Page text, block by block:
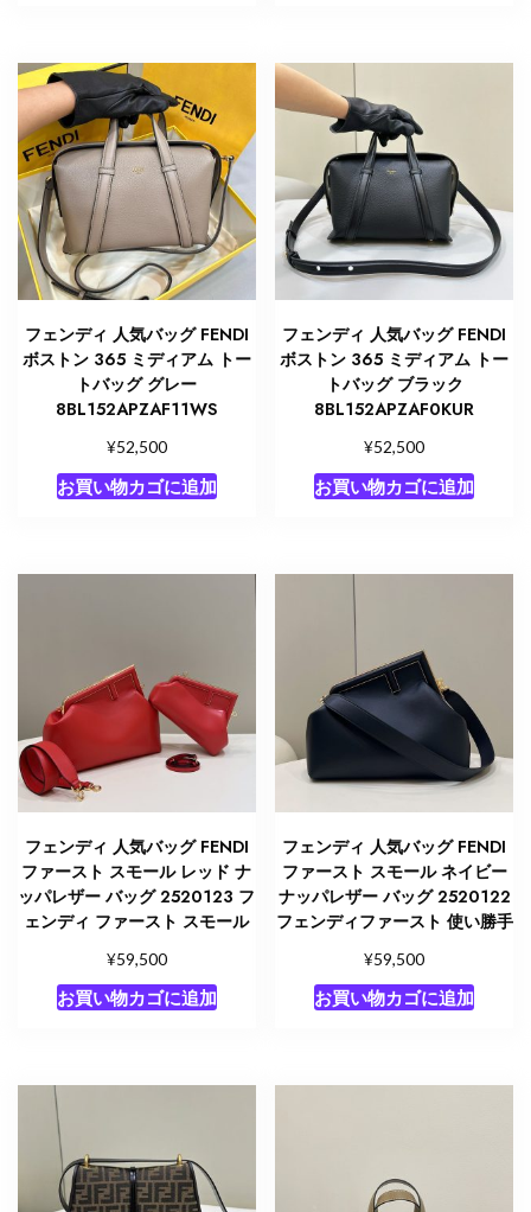
フェンディ 人気バッグ FENDI
ボストン 365 ミディアム トー
トバッグ グレー
8BL152APZAF11WS
¥52,500
お買い物カゴに追加
フェンディ 人気バッグ FENDI
ボストン 365 ミディアム トー
トバッグ ブラック
8BL152APZAF0KUR
¥52,500
お買い物カゴに追加
フェンディ 人気バッグ FENDI
ファースト スモール レッド ナ
ッパレザー バッグ 2520123 フ
ェンディ ファースト スモール
¥59,500
お買い物カゴに追加
フェンディ 人気バッグ FENDI
ファースト スモール ネイビー
ナッパレザー バッグ 2520122
フェンディファースト 使い勝手
¥59,500
お買い物カゴに追加